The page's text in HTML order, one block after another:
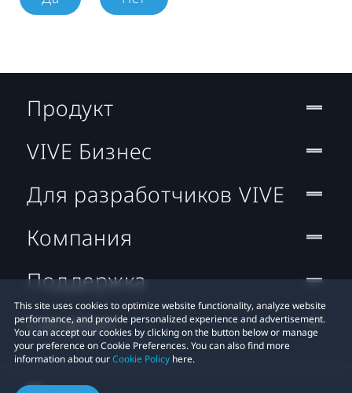
This site uses cookies to optimize website functionality, analyze website
performance, and provide personalized experience and advertisement.
You can accept our cookies by clicking on the button below or manage
your preference on Cookie Preferences. You can also find more
information about ourCookie Policy here.
Продукт
VIVE Бизнес
Для разработчиков VIVE
Компания
Поддержка
Location